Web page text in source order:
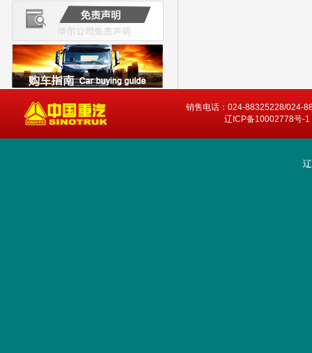
销售电话：024-88325228/024-
辽ICP备10002778号-1